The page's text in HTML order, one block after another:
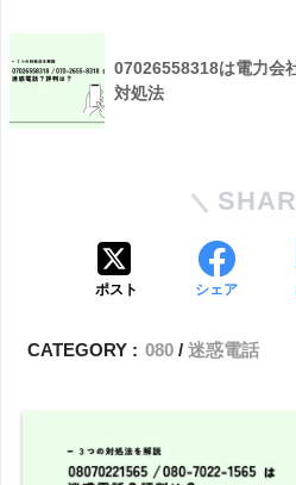
07026558318は電力会
対処法
ポスト シェア
CATEGORY : 080 迷惑電話